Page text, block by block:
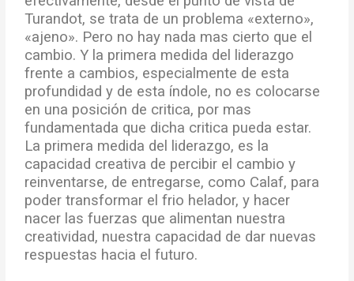
Turandot, se trata de un problema «externo»,
«ajeno». Pero no hay nada mas cierto que el
cambio. Y la primera medida del liderazgo
frente a cambios, especialmente de esta
profundidad y de esta índole, no es colocarse
en una posición de critica, por mas
fundamentada que dicha critica pueda estar.
La primera medida del liderazgo, es la
capacidad creativa de percibir el cambio y
reinventarse, de entregarse, como Calaf, para
poder transformar el frio helador, y hacer
nacer las fuerzas que alimentan nuestra
creatividad, nuestra capacidad de dar nuevas
respuestas hacia el futuro.